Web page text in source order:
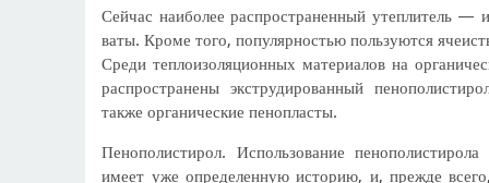
Сейчас наиболее распространенный утеплитель —
ваты. Кроме того, популярностью пользуются
Среди теплоизоляционных материалов на
распространены экструдированный
также органические пенопласты.
Пенополистирол. Использование пенополистирола
имеет уже определенную историю, и, прежде